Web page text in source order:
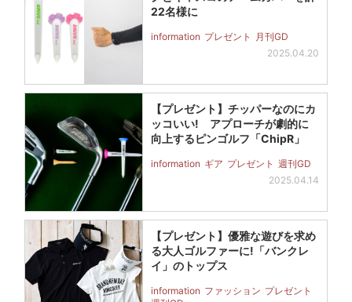
22名様に
information プレゼント
月刊GD
2025.04.20
【プレゼント】チッパーなのにカ
ッコいい! アプローチが劇的に
向上するピンゴルフ「ChipR」
information ギア プレゼント 週刊GD
2025.04.14
【プレゼント】優雅な遊びを求め
る大人ゴルファーに!「バンクレ
イ」のトップス
information ファッション プレゼント